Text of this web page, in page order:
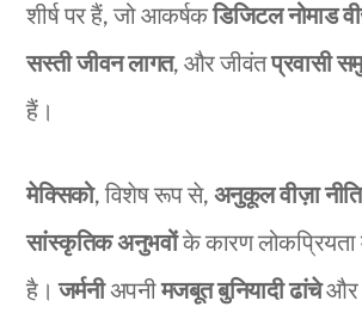
शीर्ष पर हैं, जो आकर्षकडिजिटल नोमाड
सस्ती जीवन लागत, और जीवंतप्रवासी
हैं।
मेक्सिको, विशेष रूप से, अनुकूल वीज़ा
सांस्कृतिक अनुभवोंके कारण लोकप्रियता
है।जर्मनीअपनीमजबूत बुनियादी ढांचेऔर